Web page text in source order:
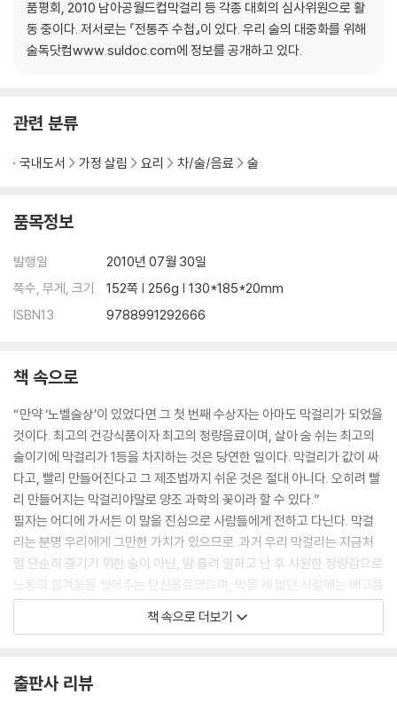
충청도
결성 막걸리┃고택 찹쌀 생주┃공주 알밤 막걸리┃덕산 생 쌀막걸리┃
산 생 막걸리┃장연 인삼 막걸리┃종천 생 막걸리┃참새와 허수아비 쌀
막걸리┃통큰 사람┃하얀연꽃 생 쌀막걸리┃햇탁┃현미 막걸리 월향┃
전라도
개도 생 동동주┃나누우리┃남원 춘향골 생 막걸리 ┃내장산 더덕주┃
이산 생 쌀 막걸리┃무등산 쌀 생 막걸리┃ 산이 생 막걸리┃생 땅끝누리
고구마 막걸리┃솔잎 생 막걸리┃송명섭 생 막걸리┃울금주┃원광 생
가고파 생탁주┃금곡 생 막걸리┃누보 쌀 막걸리┃단촌 생 막걸리┃동
백 생탁주┃두메산골 쌀 생탁주┃ 보배 용원 생 막걸리┃부산금정산 막
걸리┃ 빙계(얼음골) 생 막걸리┃생탁 쌀 막걸리┃쌀 동동주 군항주┃아
침이슬 쌀 막걸리┃울산 웅촌 생 탁주┃울산 태화루 쌀 동동주┃
진주 생 쌀 막걸리┃천지 생 막걸리┃춘산 햅쌀 생 막걸리┃ 칠보주┃포
항 생 막걸리┃한사발 생 막걸리┃화개장터 막걸리┃회곡 순쌀 막걸리
┃ 그곳, 그 막걸리
제주도
제주 감귤 막걸리┃제주 보리쌀 막걸리┃제주 좁쌀 막걸리┃ 그곳, 그 막
걸리
부록
품평회, 2010 남아공월드컵막걸리 등 각종 대회의 심사위원으로 활
동 중이다. 저서로는 『전통주 수첩』이 있다. 우리 술의 대중화를 위해
술독닷컴www.suldoc.com에 정보를 공개하고 있다.
관련 분류
국내도서 가정 살림 요리 차/술/음료 술
품목정보
발행일
2010년 07월 30일
쪽수, 무게, 크기
152쪽 | 256g | 130*185*20mm
ISBN13
9788991292666
책 속으로
“만약 ‘노벨술상’이 있었다면 그 첫 번째 수상자는 아마도 막걸리가 되었을
것이다. 최고의 건강식품이자 최고의 청량음료이며, 살아 숨 쉬는 최고의
술이기에 막걸리가 1등을 차지하는 것은 당연한 일이다. 막걸리가 값이 싸
다고, 빨리 만들어진다고 그 제조법까지 쉬운 것은 절대 아니다. 오히려 빨
리 만들어지는 막걸리야말로 양조 과학의 꽃이라 할 수 있다.”
필자는 어디에 가서든 이 말을 진심으로 사람들에게 전하고 다닌다. 막걸
리는 분명 우리에게 그만한 가치가 있으므로. 과거 우리 막걸리는 지금처
럼 단순히 즐기기 위한 술이 아닌, 땀 흘려 일하고 난 후 시원한 청량감으로
노동의 힘겨움을 씻어주는 탄산음료였으며, 먹을 게 없던 시절에는 배고픔
을 달래주는 건강음료였다.
음식이 많은 지역답게 막걸리 또한 다른 지역의 막걸리보다 맛이 좋다. 담
책 속으로 더보기
출판사 리뷰